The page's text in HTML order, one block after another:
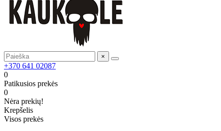
×
+370 641 02087
0
Patikusios prekės
0
Nėra prekių!
Krepšelis
Visos prekės